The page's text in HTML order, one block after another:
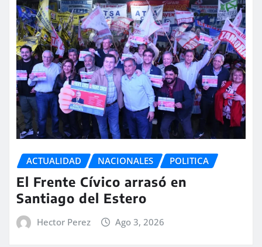
ACTUALIDAD NACIONALES POLITICA
El Frente Cívico arrasó en
Santiago del Estero
Hector Perez Ago 3, 2026